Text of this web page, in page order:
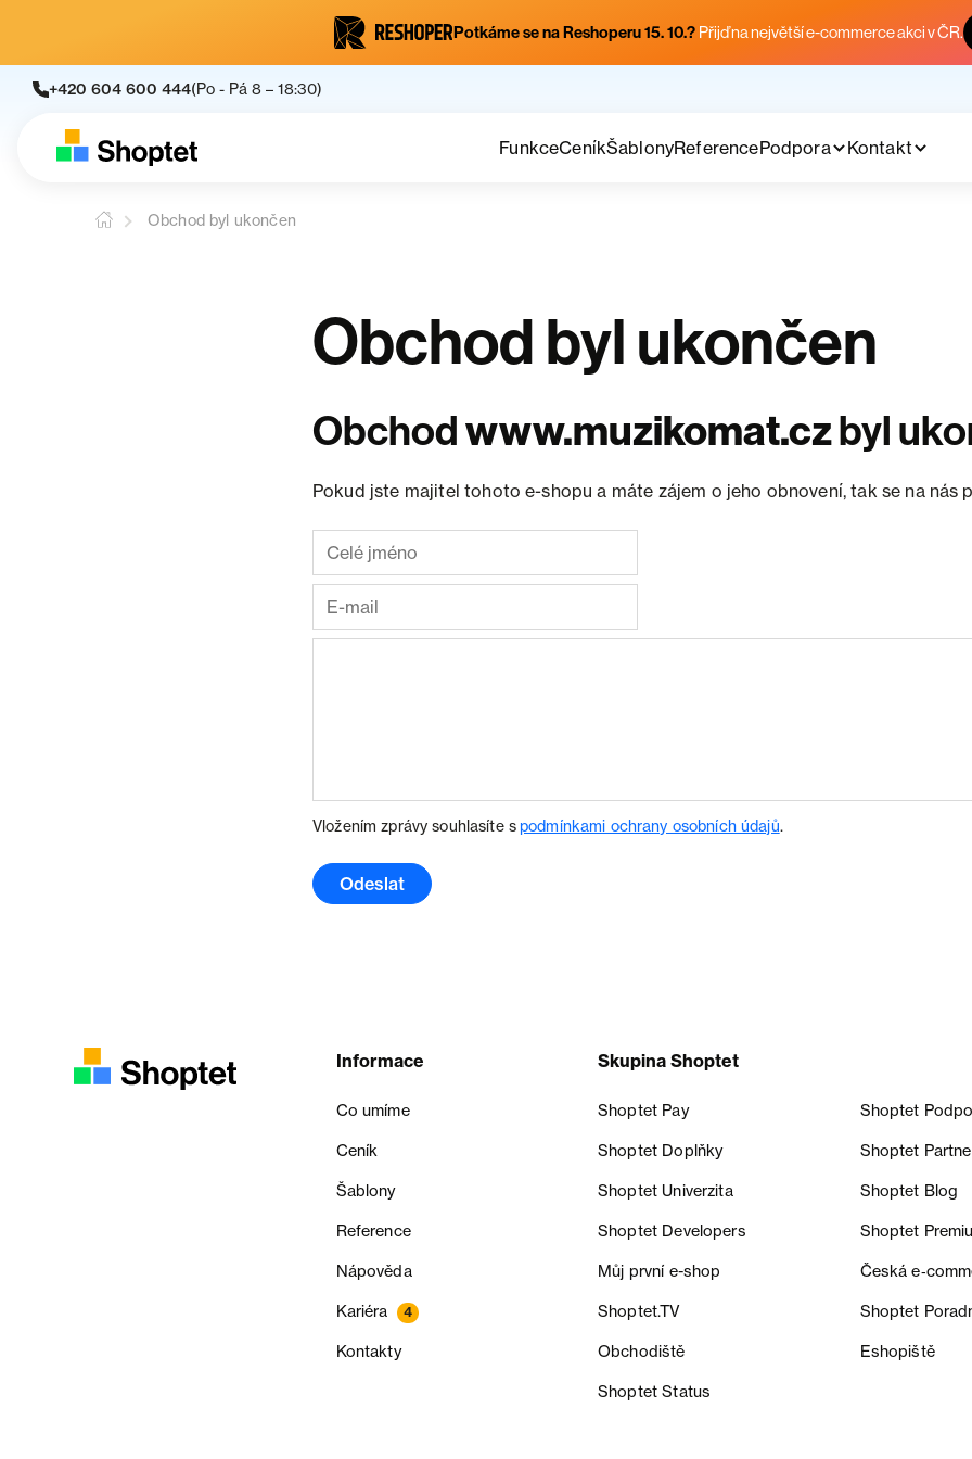
Potkáme se na Reshoperu 15. 10.? Přijď na největší e-commerce akci v ČR.
+420 604 600 444(Po - Pá 8 – 18:30)
FunkceCeníkŠablonyReferencePodpora Kontakt
Obchod byl ukončen
Obchod byl ukončen
Obchodwww.muzikomat.czbyl
Pokud jste majitel tohoto e-shopu a máte zájem o jeho obnovení, tak se na nás
Vložením zprávy souhlasíte spodmínkami ochrany osobních údajů.
Odeslat
Informace
Co umíme
Ceník
Šablony
Reference
Nápověda
Kariéra 4
Kontakty
Skupina Shoptet
Shoptet Pay Shoptet
Shoptet Doplňky Shoptet
Shoptet Univerzita Shoptet Blog
Shoptet Developers Shoptet
Můj první e-shop Česká
Shoptet.TV Shoptet
Obchodiště Eshopiště
Shoptet Status